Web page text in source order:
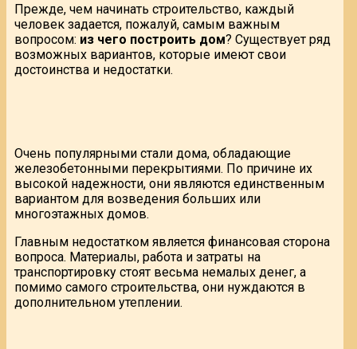
Прежде, чем начинать строительство, каждый
человек задается, пожалуй, самым важным
вопросом: из чего построить дом? Существует ряд
возможных вариантов, которые имеют свои
достоинства и недостатки.
Очень популярными стали дома, обладающие
железобетонными перекрытиями. По причине их
высокой надежности, они являются единственным
вариантом для возведения больших или
многоэтажных домов.
Главным недостатком является финансовая сторона
вопроса. Материалы, работа и затраты на
транспортировку стоят весьма немалых денег, а
помимо самого строительства, они нуждаются в
дополнительном утеплении.